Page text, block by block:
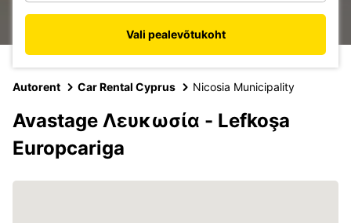
Vali pealevõtukoht
Autorent Car Rental Cyprus Nicosia Municipality
Avastage Λευκωσία - Lefkoşa
Europcariga